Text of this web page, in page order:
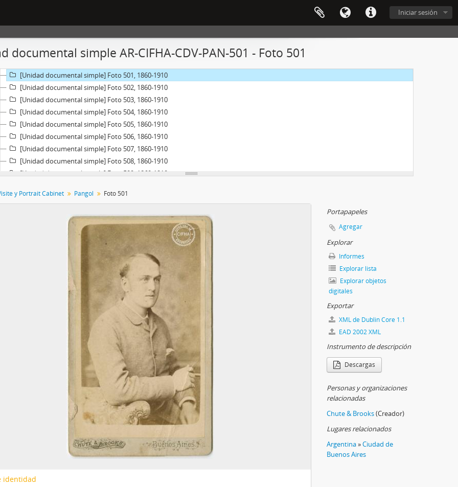
Iniciar sesión
documental simple AR-CIFHA-CDV-PAN-501 - Foto 501
[Unidad documental simple] Foto 497, 1860-1910
[Unidad documental simple] Foto 498, 1860-1910
[Unidad documental simple] Foto 499, 1860-1910
[Unidad documental simple] Foto 500, 1860-1910
[Unidad documental simple] Foto 501, 1860-1910
[Unidad documental simple] Foto 502, 1860-1910
[Unidad documental simple] Foto 503, 1860-1910
[Unidad documental simple] Foto 504, 1860-1910
[Unidad documental simple] Foto 505, 1860-1910
[Unidad documental simple] Foto 506, 1860-1910
[Unidad documental simple] Foto 507, 1860-1910
[Unidad documental simple] Foto 508, 1860-1910
[Unidad documental simple] Foto 509, 1860-1910
[Unidad documental simple] Foto 511, 1860-1910
[Unidad documental simple] Foto 513, 1860-1910
[Unidad documental simple] Foto 514, 1860-1910
[Unidad documental simple] Foto 515, 1860-1910
[Unidad documental simple] Foto 516, 1860-1910
[Unidad documental simple] Foto 517, 1860-1910
[Unidad documental simple] Foto 518, 1860-1910
[Unidad documental simple] Foto 519, 1860-1910
[Unidad documental simple] Foto 521, 1860-1910
[Unidad documental simple] Foto 522, 1860-1910
[Unidad documental simple] Foto 523, 1860-1910
[Unidad documental simple] Foto 524, 1860-1910
[Unidad documental simple] Foto 525, 1860-1910
[Unidad documental simple] Foto 526, 1860-1910
[Unidad documental simple] Foto 527, 1860-1910
[Unidad documental simple] Foto 528, 1860-1910
[Unidad documental simple] Foto 529, 1860-1910
[Unidad documental simple] Foto 530, 1860-1910
[Unidad documental simple] Foto 532, 1860-1910
[Unidad documental simple] Foto 533, 1860-1910
[Unidad documental simple] Foto 535, 1860-1910
y Portrait Cabinet Pangol Foto 501
identidad
Portapapeles
Agregar
Explorar
Informes
Explorar lista
Explorar objetos
digitales
Exportar
XML de Dublin Core 1.1
EAD 2002 XML
Instrumento de descripción
Descargas
Personas y organizaciones
relacionadas
Chute & Brooks(Creador)
Lugares relacionados
Argentina»Ciudad de
Buenos Aires